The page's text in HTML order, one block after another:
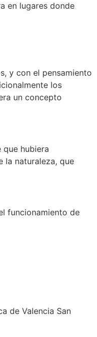
en lugares donde
y con el pensamiento
los
un concepto
hubiera
la naturaleza, que
funcionamiento de
de Valencia San